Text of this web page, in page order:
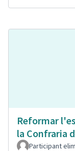
Reformar
la Confraria
Participant